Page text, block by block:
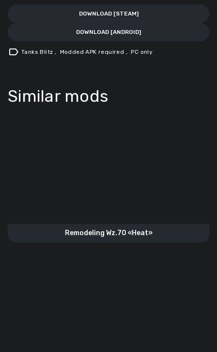
DOWNLOAD [STEAM]
DOWNLOAD [ANDROID]
label Tanks Blitz , Modded APK required , PC only
Similar mods
Remodeling Wz.70 «Heat»